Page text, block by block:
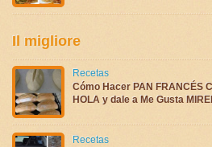
Il migliore
Recetas
Cómo Hacer PAN FRANCÉS
HOLA y dale a Me Gusta
Recetas